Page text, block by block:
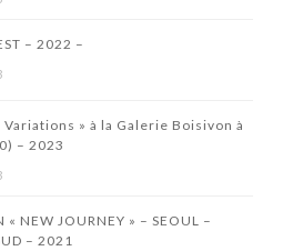
– 2022 –
Variations » à la Galerie Boisivon à
– 2023
« NEW JOURNEY » – SEOUL –
– 2021